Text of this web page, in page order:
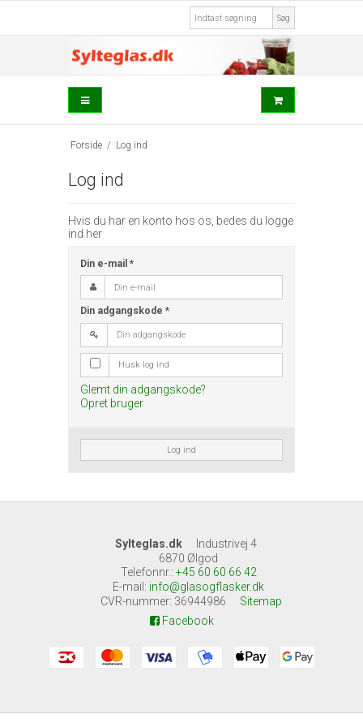
Søg
Forside / Log ind
Log ind
Hvis du har en konto hos os, bedes du logge
ind her
Din e-mail *
Din adgangskode *
Husk log ind
Glemt din adgangskode?
Opret bruger
Log ind
Sylteglas.dk
Industrivej 4
6870 Ølgod
Telefonnr.: +45 60 60 66 42
E-mail : info@glasogflasker.dk
CVR-nummer: 36944986
Sitemap
Facebook